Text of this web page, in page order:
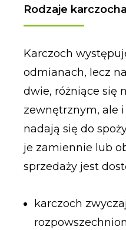
Rodzaje karczocha
Karczoch
odmianach, lecz
dwie, różniące się
zewnętrznym, ale
nadają się do
je zamiennie lub
sprzedaży jest
karczoch